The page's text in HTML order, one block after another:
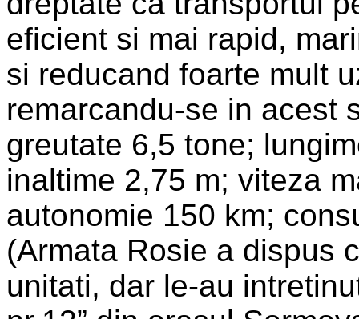
eficient si mai rapid,
si reducand foarte mult
remarcandu-se in acest
greutate 6,5 tone;
inaltime 2,75 m; viteza
autonomie 150 km;
(Armata Rosie a dispus
unitati, dar le-au